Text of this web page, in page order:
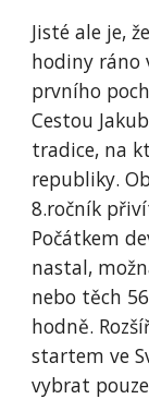
Jisté ale je,
hodiny ráno
prvního
Cestou
tradice, na
republiky.
8.ročník
Počátkem
nastal,
nebo těch
hodně.
startem ve
vybrat